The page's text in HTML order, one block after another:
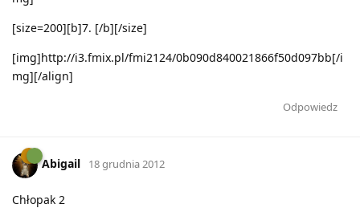
[size=200][b]7. [/b][/size]
[img]http://i3.fmix.pl/fmi2124/0b090d840021866f50d097bb[/i
mg][/align]
Odpowiedz
Abigail 18 grudnia 2012
Chłopak 2